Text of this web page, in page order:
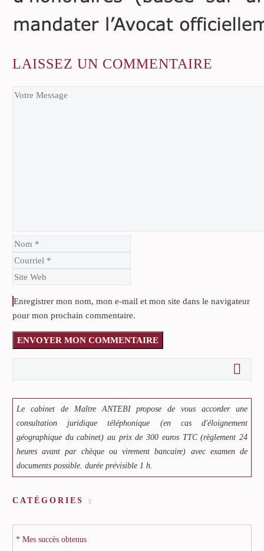
LAISSEZ UN COMMENTAIRE
Enregistrer mon nom, mon e-mail et mon site dans le navigateur
pour mon prochain commentaire.
ENVOYER MON COMMENTAIRE
Le cabinet de Maître ANTEBI propose de vous accorder une
consultation juridique téléphonique (en cas d'éloignement
géographique du cabinet) au prix de 300 euros TTC (règlement 24
heures avant par chèque ou virement bancaire) avec examen de
documents possible. durée prévisible 1 h.
CATÉGORIES
* Mes succès obtenus